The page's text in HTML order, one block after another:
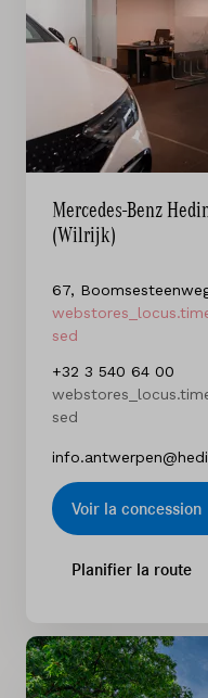
Mercedes-Benz
(Wilrijk)
67,
sed
+32 3 540 64 00
sed
Voir la concession
Planifier la route